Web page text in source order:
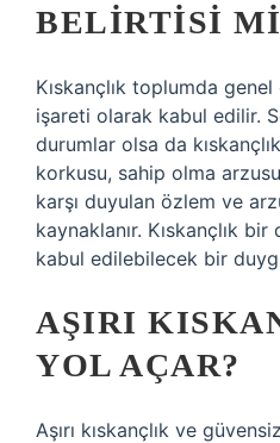
BELIRTISI
Kıskançlık toplumda
işareti olarak kabul edilir.
durumlar olsa da
korkusu, sahip olma
karşı duyulan özlem ve
kaynaklanır. Kıskançlık
kabul edilebilecek bir
AŞIRI
YOL AÇAR?
Aşırı kıskançlık ve